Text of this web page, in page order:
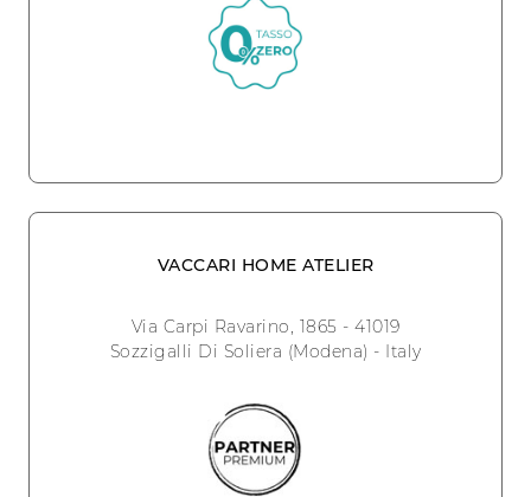
VACCARI HOME ATELIER
Via Carpi Ravarino, 1865 - 41019
Sozzigalli Di Soliera (Modena) - Italy